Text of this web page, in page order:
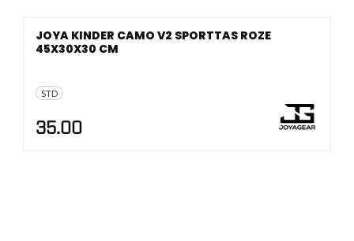
STD
JOYA KINDER CAMO V2 SPORTTAS ROZE
45X30X30 CM
35.00